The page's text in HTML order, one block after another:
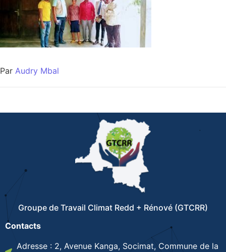
Par Audry Mbal
Groupe de Travail Climat Redd + Rénové (GTCRR)
Contacts
Adresse : 2, Avenue Kanga, Socimat, Commune de la